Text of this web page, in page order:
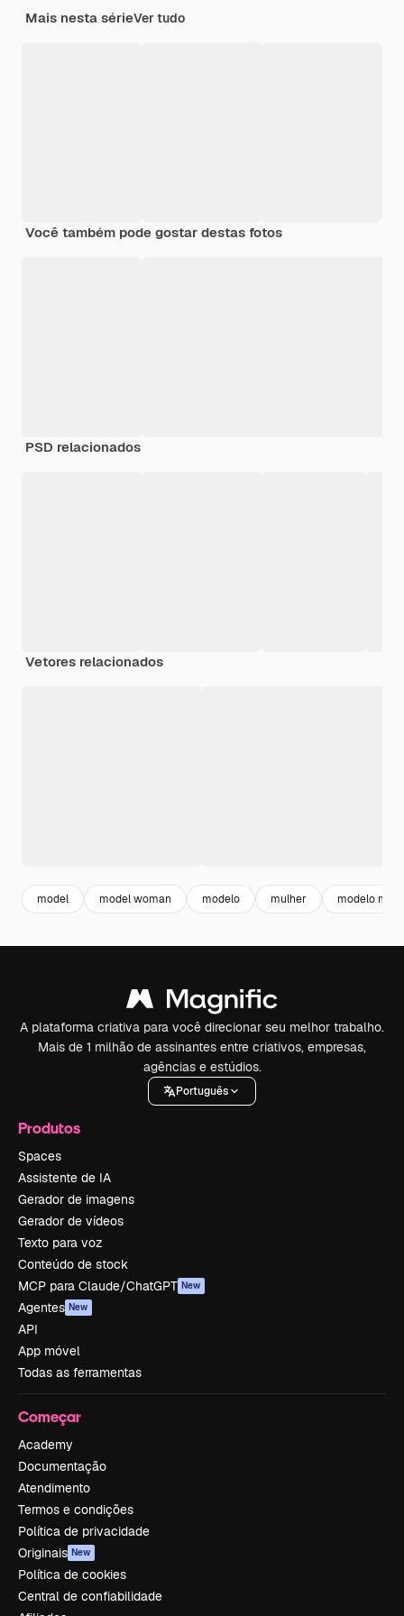
Mais nesta sérieVer tudo
Você também pode gostar destas fotos
PSD relacionados
Vetores relacionados
model model woman modelo mulher modelo
A plataforma criativa para você direcionar seu melhor trabalho.
Mais de 1 milhão de assinantes entre criativos, empresas,
agências e estúdios.
Português
Produtos
Spaces
Assistente de IA
Gerador de imagens
Gerador de vídeos
Texto para voz
Conteúdo de stock
MCP para Claude/ChatGPT New
Agentes New
API
App móvel
Todas as ferramentas
Começar
Academy
Documentação
Atendimento
Termos e condições
Política de privacidade
Originais New
Política de cookies
Central de confiabilidade